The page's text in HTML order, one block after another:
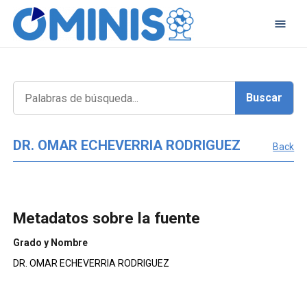
DR. OMAR ECHEVERRIA RODRIGUEZ Back
Metadatos sobre la fuente
Grado y Nombre
DR. OMAR ECHEVERRIA RODRIGUEZ